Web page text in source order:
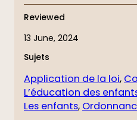
Reviewed
13 June, 2024
Sujets
Application de la loi,
L’éducation des
Les enfants,